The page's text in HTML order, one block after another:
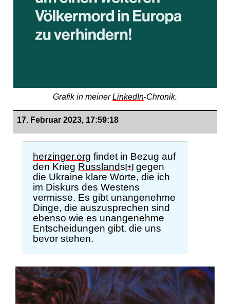
Grafik in meinerLinkedIn-Chronik.
17. Februar 2023, 17:59:18
herzinger.org findet in Bezug auf
den Krieg Russlands[+] gegen
die Ukraine klare Worte, die ich
im Diskurs des Westens
vermisse. Es gibt unangenehme
Dinge, die auszusprechen sind
ebenso wie es unangenehme
Entscheidungen gibt, die uns
bevor stehen.